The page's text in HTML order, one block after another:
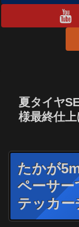
夏タイヤ
様最終仕上
たかが
ペーサー
テッカー